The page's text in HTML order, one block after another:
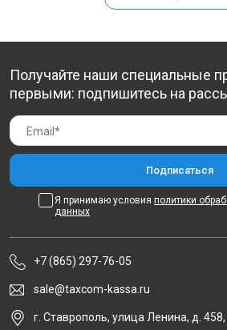
Получайте наши специальные
первыми: подпишитесь на
Я принимаю условия политики
данных
+7 (865) 297-76-05
sale@taxcom-kassa.ru
г. Ставрополь, улица Ленина, д.